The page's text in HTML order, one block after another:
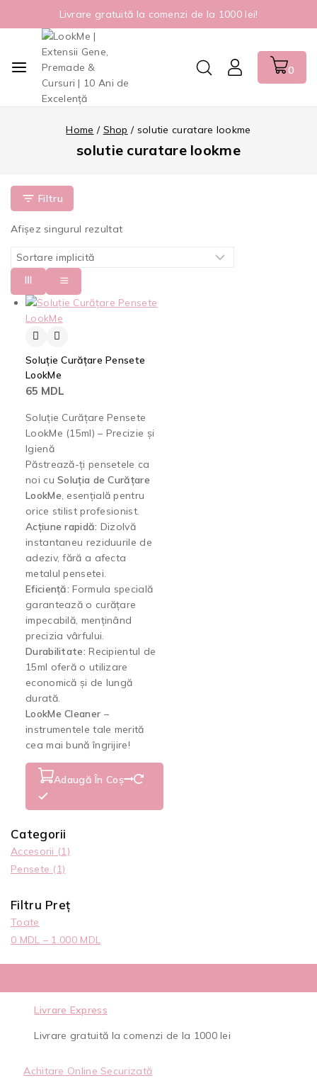
Livrare gratuită la comenzi de la 1000 lei!
0
Home / Shop / solutie curatare lookme
solutie curatare lookme
Filtru
Afișez singurul rezultat
Soluție Curățare Pensete
LookMe
65 MDL
Soluție Curățare Pensete
LookMe (15ml) – Precizie și
Igienă
Păstrează-ți pensetele ca
noi cuSoluția de Curățare
LookMe , esențială pentru
orice stilist profesionist.
Acțiune rapidă: Dizolvă
instantaneu reziduurile de
adeziv, fără a afecta
metalul pensetei.
Eficiență: Formula specială
garantează o curățare
impecabilă, menținând
precizia vârfului.
Durabilitate: Recipientul de
15ml oferă o utilizare
economică și de lungă
durată.
LookMe Cleaner –
instrumentele tale merită
cea mai bună îngrijire!
Adaugă În Coș
Categorii
Accesorii (1)
Pensete (1)
Filtru Preț
Toate
0 MDL – 1.000 MDL
Livrare Express
Livrare gratuită la comenzi de la 1000 lei
Achitare Online Securizată